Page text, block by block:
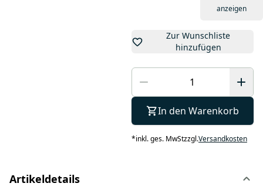
anzeigen
Zur Wunschliste
hinzufügen
In den Warenkorb
*inkl. ges. MwStzzgl.Versandkosten
Artikeldetails